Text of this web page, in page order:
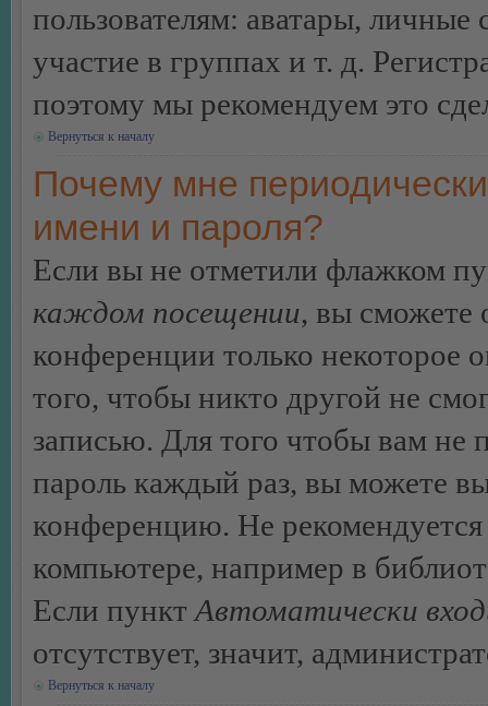
пользователям: аватары,
участие в группах и т. д.
поэтому мы рекомендуем это
Вернуться к началу
Почему мне
имени и пароля?
Если вы не отметили флажком
каждом посещении, вы сможете
конференции только некоторое
того, чтобы никто другой не
записью. Для того чтобы вам не
пароль каждый раз, вы можете
конференцию. Не
компьютере, например в
Если пункт Автоматически
отсутствует, значит,
Вернуться к началу